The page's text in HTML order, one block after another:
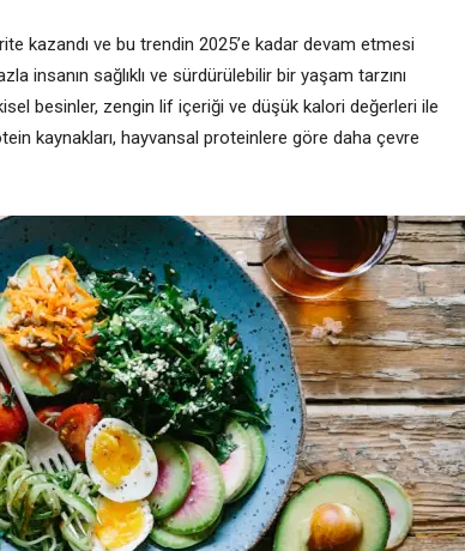
kazandı ve bu trendin 2025’e kadar devam etmesi
insanın sağlıklı ve sürdürülebilir bir yaşam tarzını
besinler, zengin lif içeriği ve düşük kalori değerleri ile
kaynakları, hayvansal proteinlere göre daha çevre